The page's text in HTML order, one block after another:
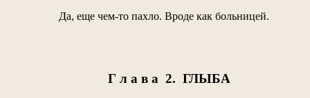
Да, еще чем-то пахло. Вроде как больницей.
Г л а в а 2. ГЛЫБА